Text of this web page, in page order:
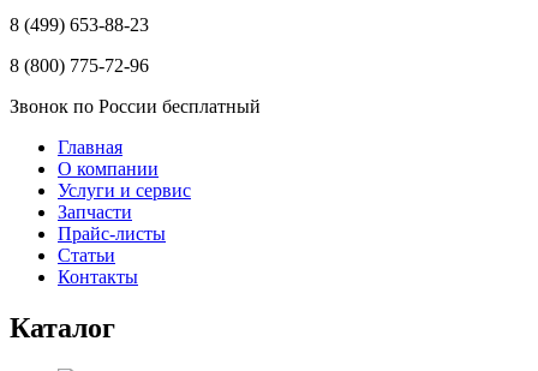
8 (499) 653-88-23
8 (800) 775-72-96
Звонок по России бесплатный
Главная
О компании
Услуги и сервис
Запчасти
Прайс-листы
Статьи
Контакты
Каталог